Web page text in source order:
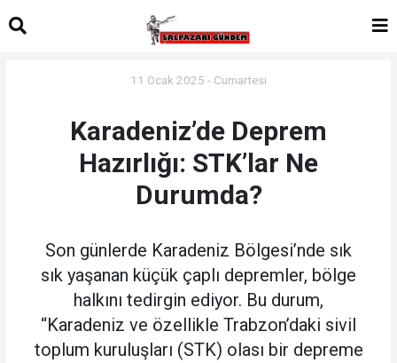
11 Ocak 2025 - Cumartesi
Karadeniz’de Deprem
Hazırlığı: STK’lar Ne
Durumda?
Son günlerde Karadeniz Bölgesi’nde sık
sık yaşanan küçük çaplı depremler, bölge
halkını tedirgin ediyor. Bu durum,
“Karadeniz ve özellikle Trabzon’daki sivil
toplum kuruluşları (STK) olası bir depreme